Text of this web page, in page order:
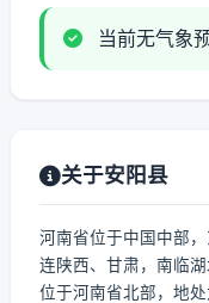
当前无气象
关于安阳县
河南省位于中国中部
连陕西、甘肃，南临
位于河南省北部，地